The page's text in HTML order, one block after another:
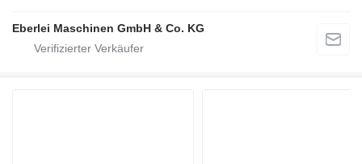
Eberlei Maschinen GmbH & Co. KG